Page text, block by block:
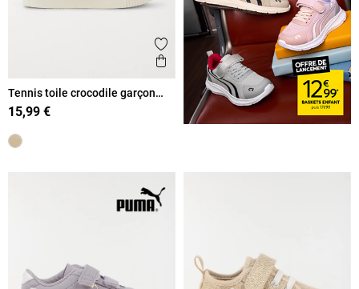
Ajouter aux favoris
Aperçu rapide
Tennis toile crocodile garçon
(20-23)
15,99 €